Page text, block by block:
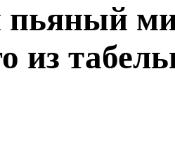
пьяный
из